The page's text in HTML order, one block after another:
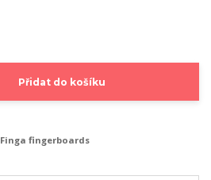
Přidat do košíku
Finga fingerboards